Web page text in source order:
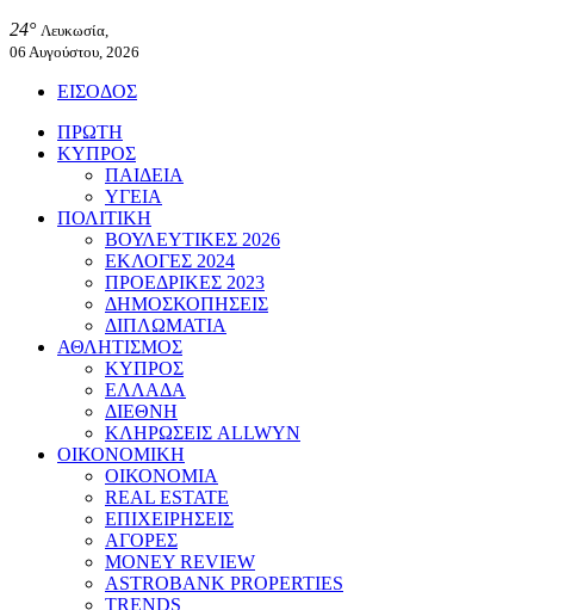
24° Λευκωσία,
06 Αυγούστου, 2026
ΕΙΣΟΔΟΣ
ΠΡΩΤΗ
ΚΥΠΡΟΣ
ΠΑΙΔΕΙΑ
ΥΓΕΙΑ
ΠΟΛΙΤΙΚΗ
ΒΟΥΛΕΥΤΙΚΕΣ 2026
ΕΚΛΟΓΕΣ 2024
ΠΡΟΕΔΡΙΚΕΣ 2023
ΔΗΜΟΣΚΟΠΗΣΕΙΣ
ΔΙΠΛΩΜΑΤΙΑ
ΑΘΛΗΤΙΣΜΟΣ
ΚΥΠΡΟΣ
ΕΛΛΑΔΑ
ΔΙΕΘΝΗ
ΚΛΗΡΩΣΕΙΣ ALLWYN
ΟΙΚΟΝΟΜΙΚΗ
ΟΙΚΟΝΟΜΙΑ
REAL ESTATE
ΕΠΙΧΕΙΡΗΣΕΙΣ
ΑΓΟΡΕΣ
MONEY REVIEW
ASTROBANK PROPERTIES
TRENDS